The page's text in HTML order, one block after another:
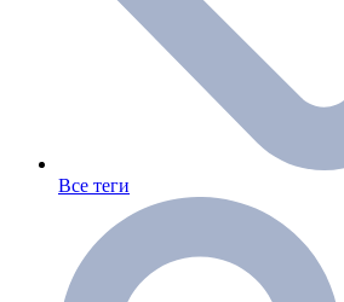
Все теги